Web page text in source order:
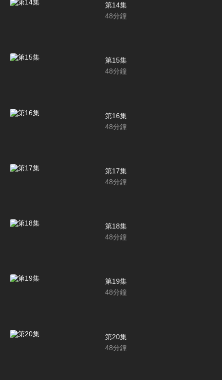
第14集
48分鐘
第15集
48分鐘
第16集
48分鐘
第17集
48分鐘
第18集
48分鐘
第19集
48分鐘
第20集
48分鐘